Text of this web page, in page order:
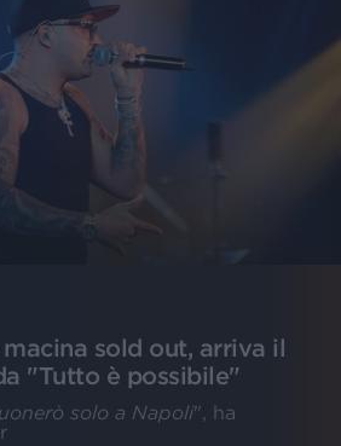
sold out, arriva il
"Tutto è possibile"
solo a Napoli", ha